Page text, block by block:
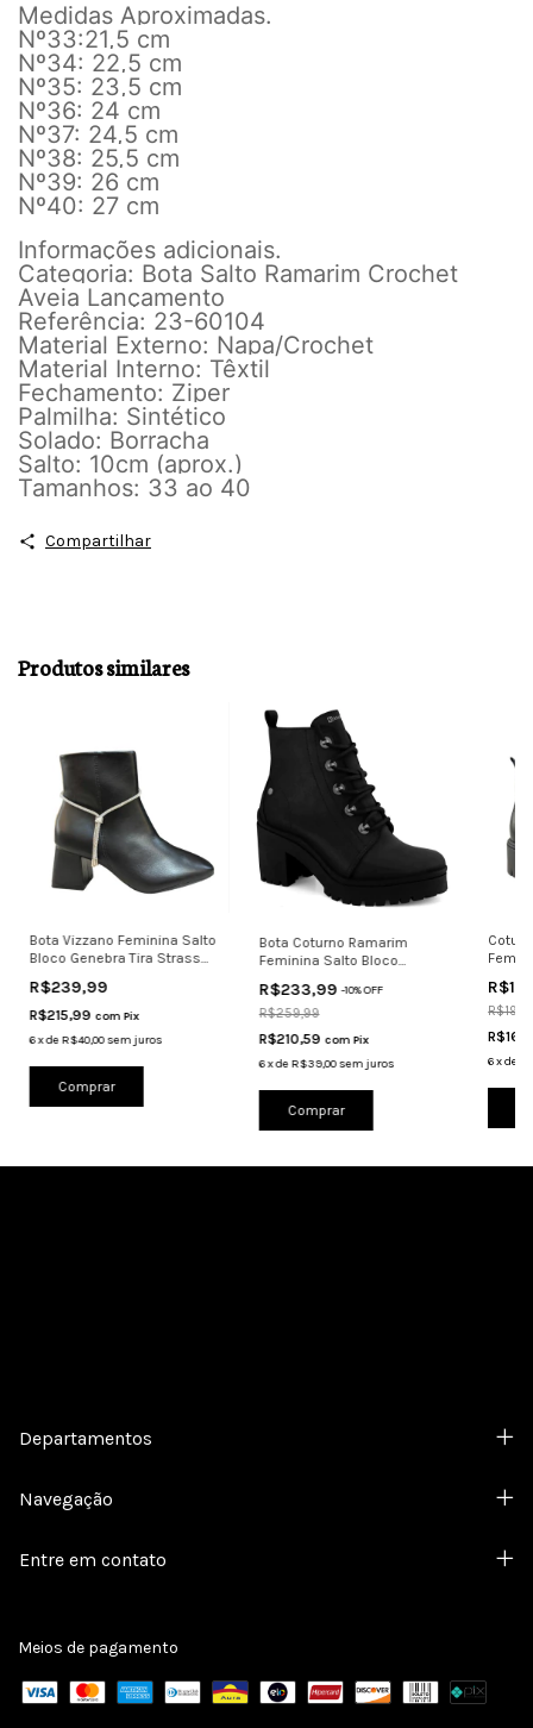
Medidas Aproximadas.
Nº33:21,5 cm
Nº34: 22,5 cm
Nº35: 23,5 cm
Nº36: 24 cm
Nº37: 24,5 cm
Nº38: 25,5 cm
Nº39: 26 cm
Nº40: 27 cm
Informações adicionais.
Categoria: Bota Salto Ramarim Crochet
Aveia Lançamento
Referência: 23-60104
Material Externo: Napa/Crochet
Material Interno: Têxtil
Fechamento: Ziper
Palmilha: Sintético
Solado: Borracha
Salto: 10cm (aprox.)
Tamanhos: 33 ao 40
Compartilhar
Produtos similares
Bota Vizzano Feminina Salto
Bloco Genebra Tira Strass
R$239,99
R$215,99 com Pix
6xdeR$40,00sem juros
Comprar
Bota Coturno Ramarim
Feminina Salto Bloco
R$233,99-10%OFF
R$259,99
R$210,59 com Pix
6xdeR$39,00 sem juros
Comprar
6xde
Departamentos
Navegação
Entre em contato
Meios de pagamento